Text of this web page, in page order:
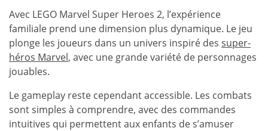
Avec LEGO Marvel Super Heroes 2, l’expérience
familiale prend une dimension plus dynamique. Le jeu
plonge les joueurs dans un univers inspiré des super-
héros Marvel, avec une grande variété de personnages
jouables.
Le gameplay reste cependant accessible. Les combats
sont simples à comprendre, avec des commandes
intuitives qui permettent aux enfants de s’amuser